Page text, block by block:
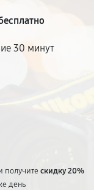
30 минут
получитескидку 20%
день